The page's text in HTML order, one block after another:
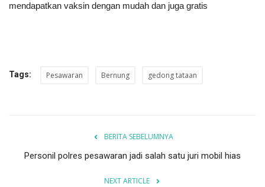
mendapatkan vaksin dengan mudah dan juga gratis
Tags: Pesawaran Bernung gedong tataan
BERITA SEBELUMNYA
Personil polres pesawaran jadi salah satu juri mobil hias
NEXT ARTICLE